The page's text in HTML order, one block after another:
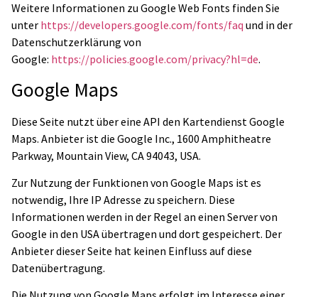
Weitere Informationen zu Google Web Fonts finden Sie
unter https://developers.google.com/fonts/faq und in der
Datenschutzerklärung von
Google: https://policies.google.com/privacy?hl=de.
Google Maps
Diese Seite nutzt über eine API den Kartendienst Google
Maps. Anbieter ist die Google Inc., 1600 Amphitheatre
Parkway, Mountain View, CA 94043, USA.
Zur Nutzung der Funktionen von Google Maps ist es
notwendig, Ihre IP Adresse zu speichern. Diese
Informationen werden in der Regel an einen Server von
Google in den USA übertragen und dort gespeichert. Der
Anbieter dieser Seite hat keinen Einfluss auf diese
Datenübertragung.